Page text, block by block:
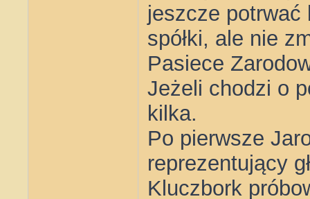
jeszcze potrwać
spółki, ale nie
Pasiece
Jeżeli chodzi o
kilka.
Po pierwsze
reprezentujący
Kluczbork